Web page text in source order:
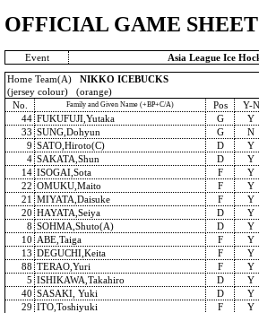
OFFICIAL GAME SHEET
Event Asia League Ice
Home Team(A) NIKKO ICEBUCKS
(jersey colour) (orange)
No.
Family and Given Name (+BP+C/A) Pos Y-N
44 FUKUFUJI,Yutaka G Y
33 SUNG,Dohyun G N
9 SATO,Hiroto(C) D Y
4 SAKATA,Shun D Y
14 ISOGAI,Sota F Y
22 OMUKU,Maito F Y
21 MIYATA,Daisuke F Y
20 HAYATA,Seiya D Y
8 SOHMA,Shuto(A) D Y
10 ABE,Taiga F Y
13 DEGUCHI,Keita F Y
88 TERAO,Yuri F Y
5 ISHIKAWA,Takahiro D Y
40 SASAKI, Yuki D Y
29 ITO,Toshiyuki F Y